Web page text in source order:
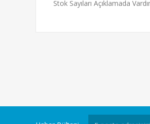
Stok Sayıları Açıklamada Vardır